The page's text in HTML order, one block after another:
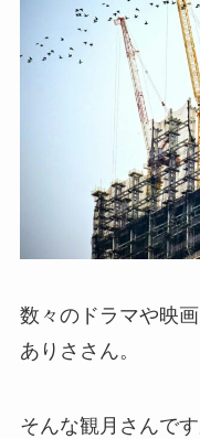
数々のドラマや映
ありささん。
そんな観月さんで